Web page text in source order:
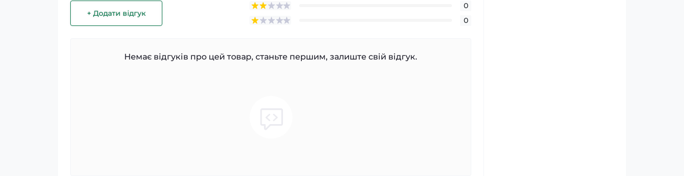
+ Додати відгук
0
0
Немає відгуків про цей товар, станьте першим, залиште свій відгук.